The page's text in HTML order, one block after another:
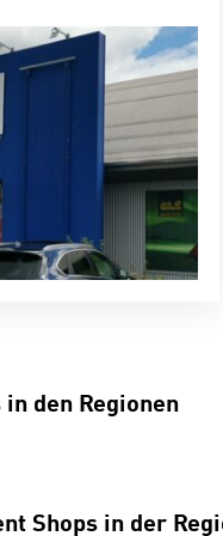
in den Regionen
Shops in der